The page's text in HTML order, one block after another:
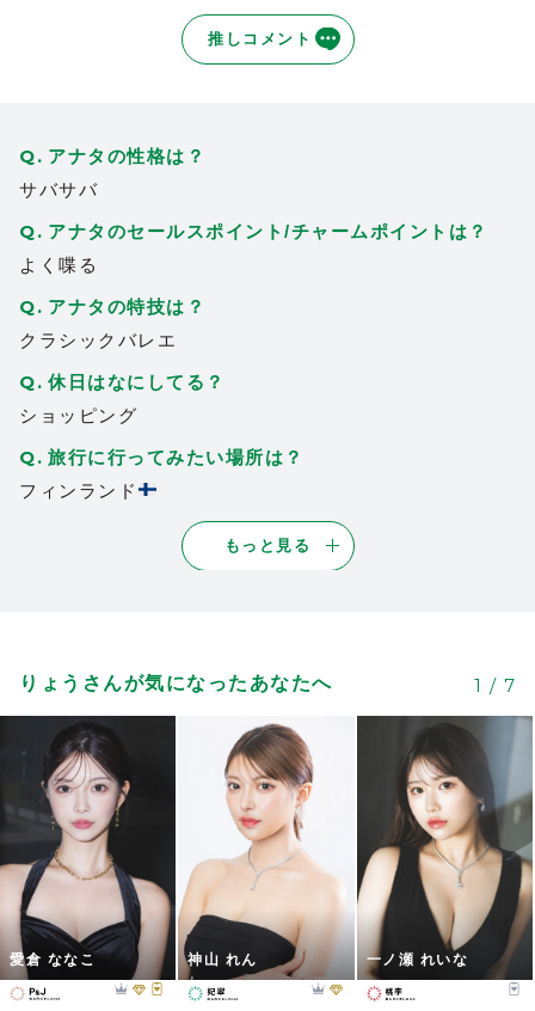
推しコメント
アナタの性格は？
サバサバ
アナタのセールスポイント/チャームポイントは？
よく喋る
アナタの特技は？
クラシックバレエ
休日はなにしてる？
ショッピング
旅行に行ってみたい場所は？
フィンランド
もっと見る
りょうさんが気になったあなたへ 1 / 7
愛倉 ななこ 神山 れん 一ノ瀬 れいな